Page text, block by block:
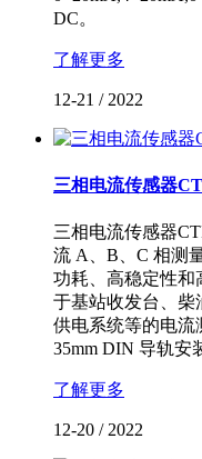
DC。
了解更多
12-21 / 2022
三相电流传感器
三相电流传感器
流 A、B、C 相测
功耗、高稳定性和
于基站收发台、柴
供电系统等的电流
35mm DIN 导轨安
了解更多
12-20 / 2022